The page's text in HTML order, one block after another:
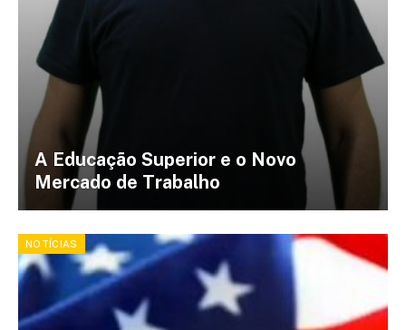
A Educação Superior e o Novo
Mercado de Trabalho
NOTÍCIAS